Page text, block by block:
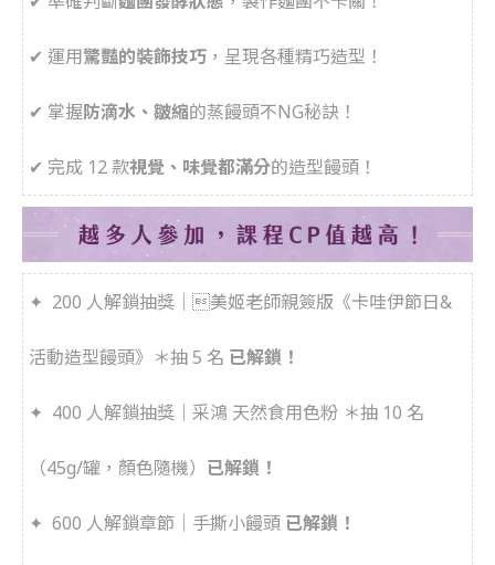
✔︎ 運用驚豔的裝飾技巧 ，呈現各種精巧造型！
✔︎ 掌握防滴水、皺縮的蒸饅頭不NG秘訣！
✔︎ 完成 12 款視覺、味覺都滿分的造型饅頭！
✦ 200 人解鎖抽獎｜美姬老師親簽版《卡哇伊節日&
活動造型饅頭》＊抽 5 名 已解鎖！
✦ 400 人解鎖抽獎｜采鴻 天然食用色粉 ＊抽 10 名
（45g/罐， 顏色隨機） 已解鎖！
✦ 600 人解鎖章節｜手撕小饅頭 已解鎖！